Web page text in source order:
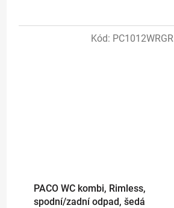
PACO WC kombi, Rimless,
spodní/zadní odpad, šedá
Kód: PC1012WRGR